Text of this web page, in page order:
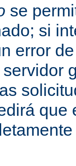
se
si
error
que